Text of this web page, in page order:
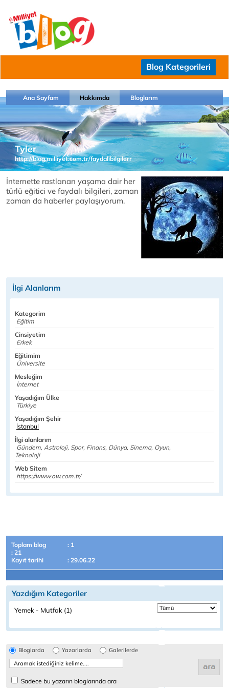
Blog Kategorileri
Ana Sayfam Hakkımda Bloglarım
Tyler
http://blog.milliyet.com.tr/faydalibilgilerr
İnternette rastlanan yaşama dair her
türlü eğitici ve faydalı bilgileri, zaman
zaman da haberler paylaşıyorum.
İlgi Alanlarım
Kategorim
Eğitim
Cinsiyetim
Erkek
Eğitimim
Üniversite
Mesleğim
İnternet
Yaşadığım Ülke
Türkiye
Yaşadığım Şehir
İstanbul
İlgi alanlarım
Gündem, Astroloji, Spor, Finans, Dünya, Sinema, Oyun,
Teknoloji
Web Sitem
https://www.ow.com.tr/
Toplam blog
: 1
: 21
Kayıt tarihi
: 29.06.22
Yazdığım Kategoriler
Yemek - Mutfak (1)
Bloglarda Yazarlarda Galerilerde
Sadece bu yazarın bloglarında ara